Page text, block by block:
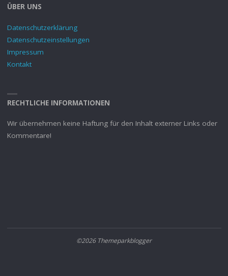
ÜBER UNS
Datenschutzerklärung
Datenschutzeinstellungen
Impressum
Kontakt
RECHTLICHE INFORMATIONEN
Wir übernehmen keine Haftung für den Inhalt externer Links oder
Kommentare!
©2026 Themeparkblogger